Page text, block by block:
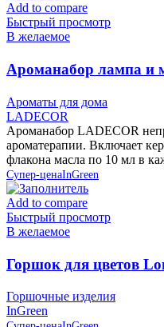
Add to compare
Быстрый просмотр
В желаемое
Ароманабор лампа и
Ароматы для дома
LADECOR
Ароманабор LADECOR
ароматерапии. Включает
флакона масла по 10 мл в
Супер-ценаInGreen
Add to compare
Быстрый просмотр
В желаемое
Горшок для цветов
Горшочные изделия
InGreen